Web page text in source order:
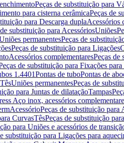
Peças de substituição para
para cisterna cerâmicaPeças de
para Descarga duplaAcessórios
substituição para AcessóriosUniões
permanentesPeças de
Peças de substituição para Ligações
Acessórios complementaresPeças de
de substituição para Fixações
1.4401Pontas de tuboPontas de
Uniões permanentesPeças de
para Juntas de dilataçãoTampas
Aço inox, acessórios
AcessórioPeças de substituição para
CurvasTêsPeças de substituição
para Uniões e acessórios de
substituição para Ligações para